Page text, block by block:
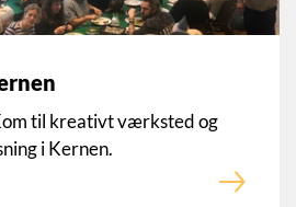
til kreativt værksted og
i Kernen.